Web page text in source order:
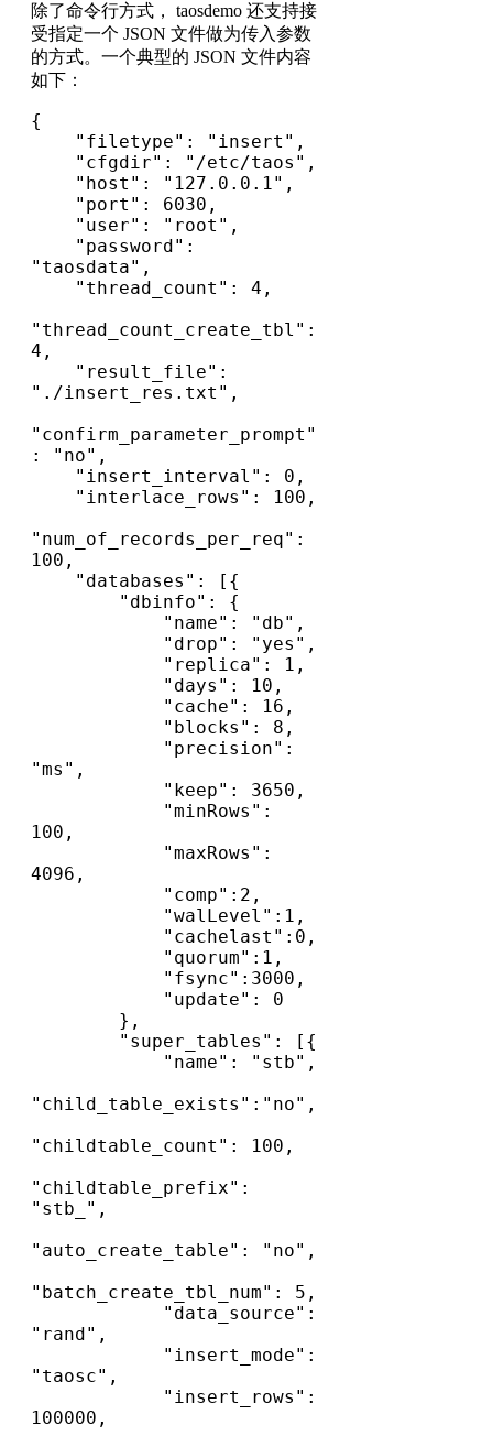
除了命令行方式， taosdemo 还支持接
受指定一个 JSON 文件做为传入参数
的方式。一个典型的 JSON 文件内容
如下：
{
"taosdata",
"thread_count_create_tbl":
4,
"./insert_res.txt",
"confirm_parameter_prompt"
: "no",
"num_of_records_per_req":
100,
"ms",
100,
4096,
"child_table_exists":"no",
"childtable_count": 100,
"childtable_prefix":
"stb_",
"auto_create_table": "no",
"batch_create_tbl_num": 5,
"rand",
"taosc",
100000,